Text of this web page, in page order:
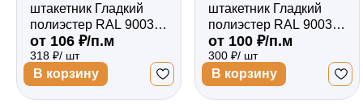
штакетник Гладкий
полиэстер RAL 9003
(Белый) 3000*118*0,5
двухсторонний
Полукруглый
квадратный
от 106 ₽/п.м
318 ₽/ шт
В корзину
штакетник Гладкий
полиэстер RAL 9003
(Белый) 3000*118*0,45
двухсторонний
Полукруглый
квадратный
от 100 ₽/п.м
300 ₽/ шт
В корзину